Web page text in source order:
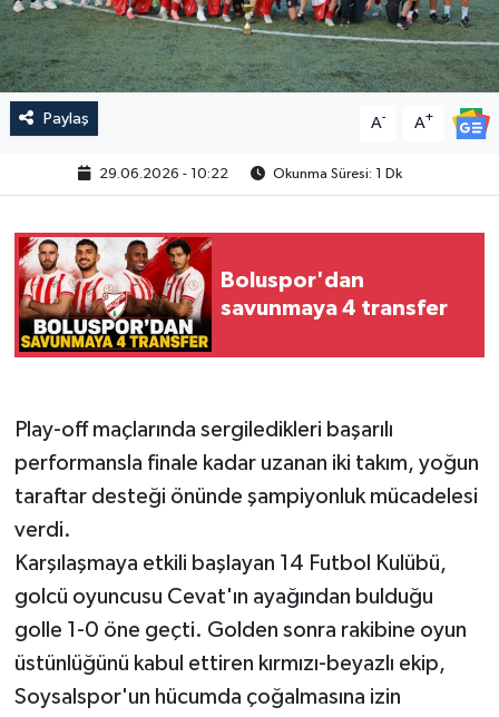
Paylaş A- A+
29.06.2026 - 10:22 Okunma Süresi: 1 Dk
Boluspor'dan
savunmaya 4 transfer
Play-off maçlarında sergiledikleri başarılı
performansla finale kadar uzanan iki takım, yoğun
taraftar desteği önünde şampiyonluk mücadelesi
verdi.
Karşılaşmaya etkili başlayan 14 Futbol Kulübü,
golcü oyuncusu Cevat'ın ayağından bulduğu
golle 1-0 öne geçti. Golden sonra rakibine oyun
üstünlüğünü kabul ettiren kırmızı-beyazlı ekip,
Soysalspor'un hücumda çoğalmasına izin